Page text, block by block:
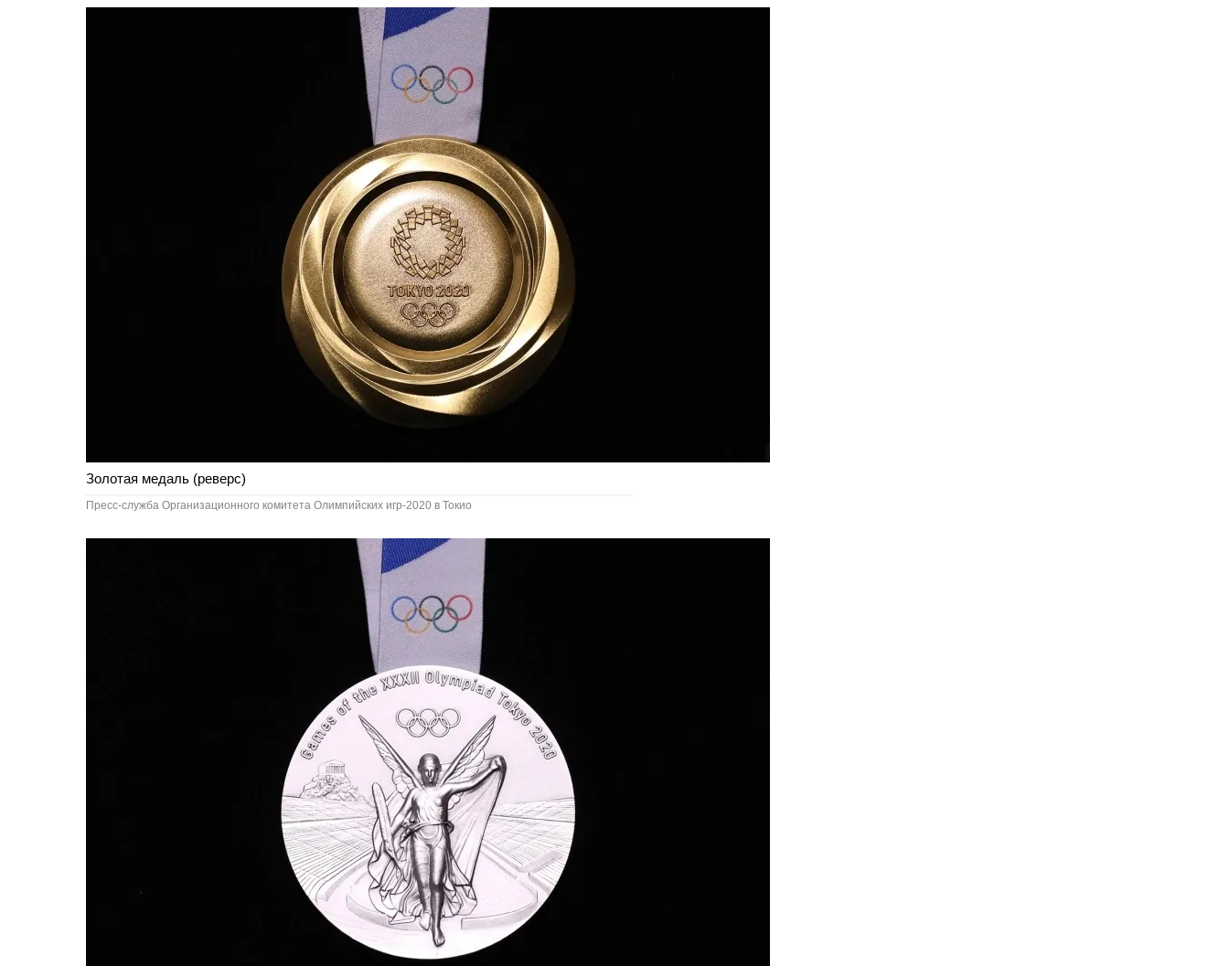
Золотая медаль (реверс)
Пресс-служба Организационного комитета Олимпийских игр-2020 в Токио